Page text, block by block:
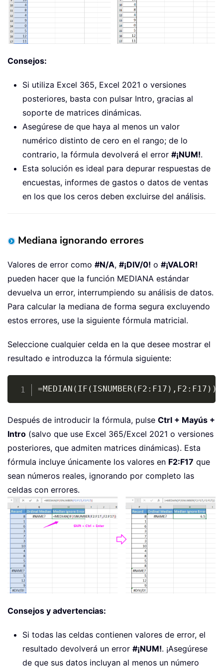
Consejos:
Si utiliza Excel 365, Excel 2021 o versiones
posteriores, basta con pulsar Intro, gracias al
soporte de matrices dinámicas.
Asegúrese de que haya al menos un valor
numérico distinto de cero en el rango; de lo
contrario, la fórmula devolverá el error #¡NUM!.
Esta solución es ideal para depurar respuestas de
encuestas, informes de gastos o datos de ventas
en los que los ceros deben excluirse del análisis.
Mediana ignorando errores
Valores de error como #N/A, #¡DIV/0! o #¡VALOR!
pueden hacer que la función MEDIANA estándar
devuelva un error, interrumpiendo su análisis de datos.
Para calcular la mediana de forma segura excluyendo
estos errores, use la siguiente fórmula matricial.
Seleccione cualquier celda en la que desee mostrar el
resultado e introduzca la fórmula siguiente:
=MEDIAN(IF(ISNUMBER(F2:F17),F2:F17))
Copy
Después de introducir la fórmula, pulse Ctrl + Mayús +
Intro (salvo que use Excel 365/Excel 2021 o versiones
posteriores, que admiten matrices dinámicas). Esta
fórmula incluye únicamente los valores en F2:F17 que
sean números reales, ignorando por completo las
celdas con errores.
Consejos y advertencias:
Si todas las celdas contienen valores de error, el
resultado devolverá un error #¡NUM!. ¡Asegúrese
de que sus datos incluyan al menos un número